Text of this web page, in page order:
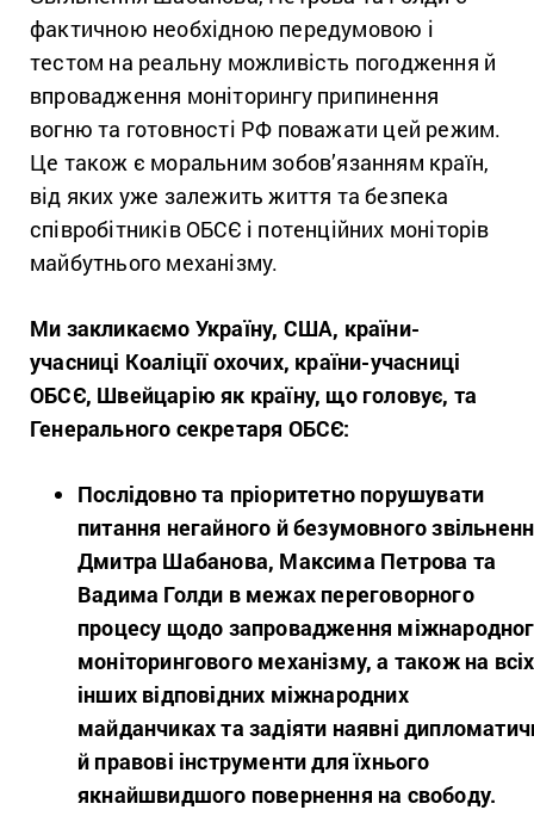
фактичною необхідною передумовою і
тестом на реальну можливість погодження й
впровадження моніторингу припинення
вогню та готовності РФ поважати цей режим.
Це також є моральним зобов’язанням країн,
від яких уже залежить життя та безпека
співробітників ОБСЄ і потенційних моніторів
майбутнього механізму.
Ми закликаємо Україну, США, країни-
учасниці Коаліції охочих, країни-учасниці
ОБСЄ, Швейцарію як країну, що головує, та
Генерального секретаря ОБСЄ:
Послідовно та пріоритетно порушувати
питання негайного й безумовного
Дмитра Шабанова, Максима Петрова та
Вадима Голди в межах переговорного
процесу щодо запровадження
моніторингового механізму, а також на всіх
інших відповідних міжнародних
майданчиках та задіяти наявні
й правові інструменти для їхнього
якнайшвидшого повернення на свободу.